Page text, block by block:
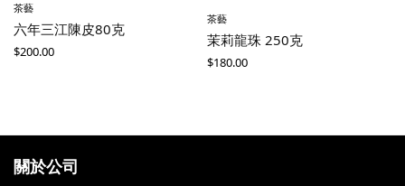
茶藝
六年三江陳皮80克
$200.00
茶藝
茉莉龍珠 250克
$180.00
關於公司